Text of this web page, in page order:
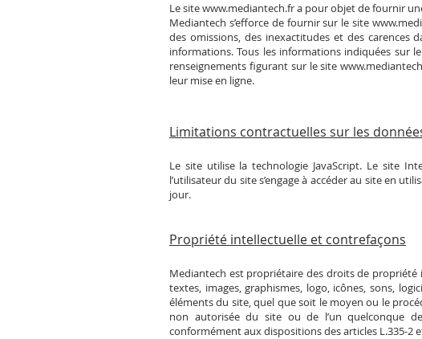
Le sitewww.mediantech.fra pour objet de fournir
Mediantech s’efforce de fournir sur le site
des omissions, des inexactitudes et des carences
informations. Tous les informations indiquées sur
renseignements figurant sur le site
leur mise en ligne.
Limitations contractuelles sur les
Le site utilise la technologie JavaScript. Le site
l’utilisateur du site s’engage à accéder au site en
jour.
Propriété intellectuelle et contrefaçons
Mediantech est propriétaire des droits de propriété
textes, images, graphismes, logo, icônes, sons,
éléments du site, quel que soit le moyen ou le
non autorisée du site ou de l’un quelconque
conformément aux dispositions des articles L.335-2